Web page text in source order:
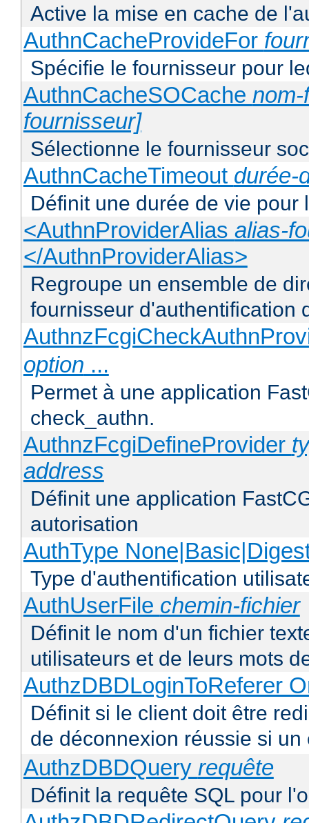
Active la mise en cache de
AuthnCacheProvideFor
Spécifie le fournisseur pour
AuthnCacheSOCache
fournisseur]
Sélectionne le fournisseur
AuthnCacheTimeout durée-
Définit une durée de vie pour
<AuthnProviderAlias alias-
</AuthnProviderAlias>
Regroupe un ensemble de
fournisseur d'authentification
option ...
Permet à une application
check_authn.
AuthnzFcgiDefineProvider
address
Définit une application
autorisation
AuthType
Type d'authentification
AuthUserFile chemin-fichier
Définit le nom d'un fichier
utilisateurs et de leurs mots
AuthzDBDLoginToReferer
Définit si le client doit être
de déconnexion réussie si
AuthzDBDQuery requête
Définit la requête SQL pour